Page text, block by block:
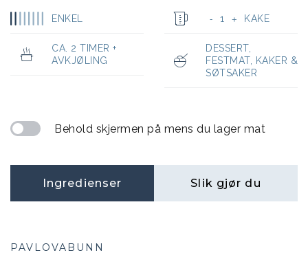
ENKEL - 1 + KAKE
CA. 2 TIMER +
AVKJØLING
DESSERT,
FESTMAT,
KAKER &
SØTSAKER
Behold skjermen på mens du lager mat
Ingredienser Slik gjør du
PAVLOVABUNN